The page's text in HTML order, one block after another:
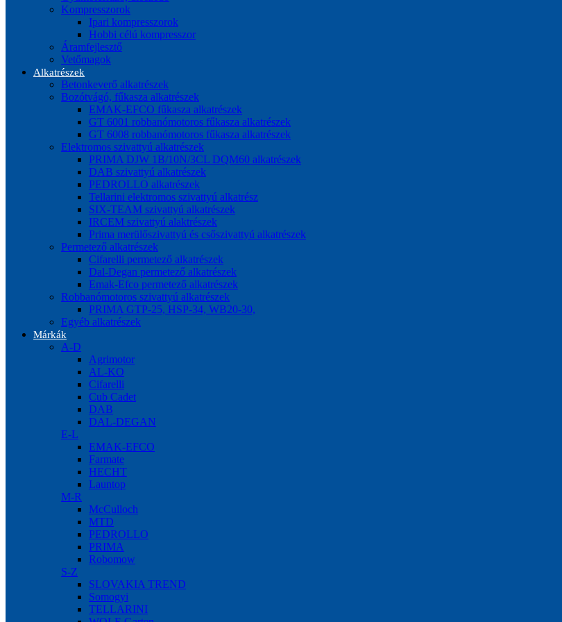
Kompresszorok
Ipari kompresszorok
Hobbi célú kompresszor
Áramfejlesztő
Vetőmagok
Alkatrészek
Betonkeverő alkatrészek
Bozótvágó, fűkasza alkatrészek
EMAK-EFCO fűkasza alkatrészek
GT 6001 robbanómotoros fűkasza alkatrészek
GT 6008 robbanómotoros fűkasza alkatrészek
Elektromos szivattyú alkatrészek
PRIMA DJW 1B/10N/3CL DQM60 alkatrészek
DAB szivattyú alkatrészek
PEDROLLO alkatrészek
Tellarini elektromos szivattyú alkatrész
SIX-TEAM szivattyú alkatrészek
IRCEM szivattyú alaktrészek
Prima merülőszivattyú és csőszivattyú alkatrészek
Permetező alkatrészek
Cifarelli permetező alkatrészek
Dal-Degan permetező alkatrészek
Emak-Efco permetező alkatrészek
Robbanómotoros szivattyú alkatrészek
PRIMA GTP-25, HSP-34, WB20-30,
Egyéb alkatrészek
Márkák
A-D
Agrimotor
AL-KO
Cifarelli
Cub Cadet
DAB
DAL-DEGAN
E-L
EMAK-EFCO
Farmate
HECHT
Launtop
M-R
McCulloch
MTD
PEDROLLO
PRIMA
Robomow
S-Z
SLOVAKIA TREND
Somogyi
TELLARINI